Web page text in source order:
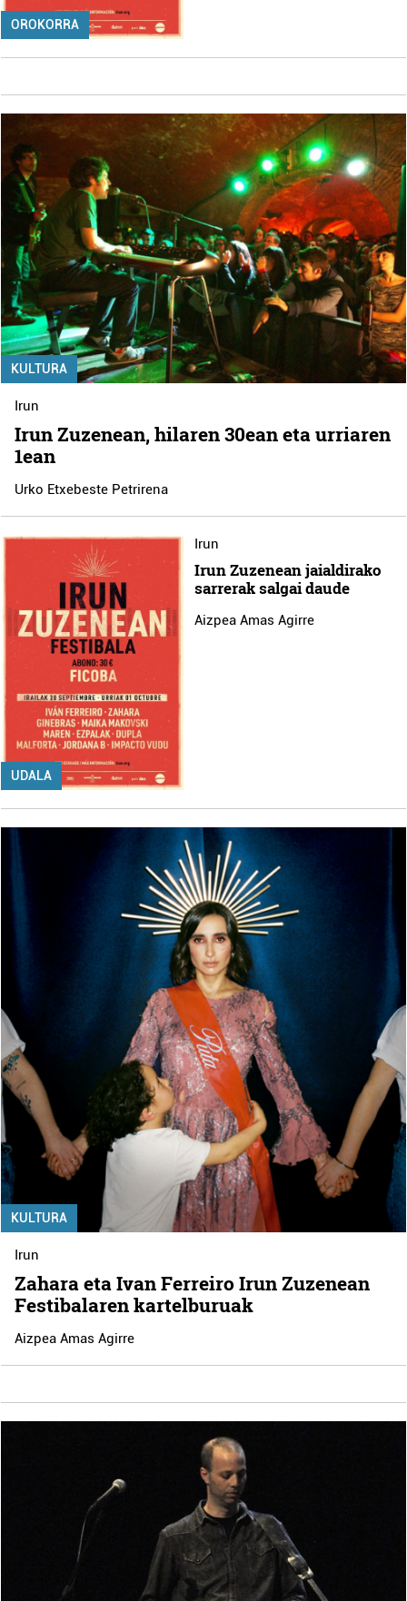
OROKORRA
KULTURA
Irun
Irun Zuzenean, hilaren 30ean eta urriaren
1ean
Urko Etxebeste Petrirena
UDALA
Irun
Irun Zuzenean jaialdirako
sarrerak salgai daude
Aizpea Amas Agirre
KULTURA
Irun
Zahara eta Ivan Ferreiro Irun Zuzenean
Festibalaren kartelburuak
Aizpea Amas Agirre